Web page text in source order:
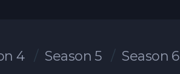
4 Season 5 Season 6